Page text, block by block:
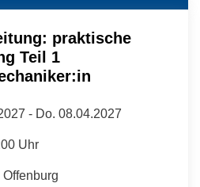
praktische
Teil 1
- Do. 08.04.2027
Uhr
Offenburg